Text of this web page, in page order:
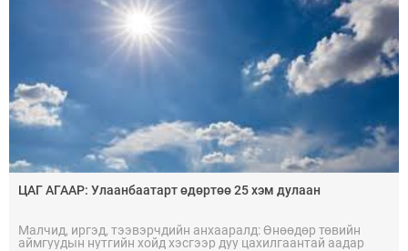
ЦАГ АГААР: Улаанбаатарт өдөртөө 25 хэм дулаан
Малчид, иргэд, тээвэрчдийн анхааралд: Өнөөдөр төвийн
аймгуудын нутгийн хойд хэсгээр дуу цахилгаантай аадар